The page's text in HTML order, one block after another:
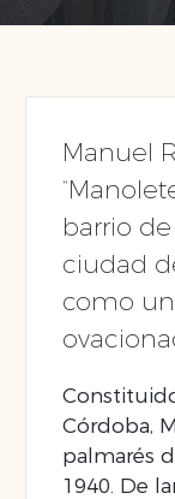
Manuel
barrio
ciudad
como
Córdoba,
palmarés
1940. De